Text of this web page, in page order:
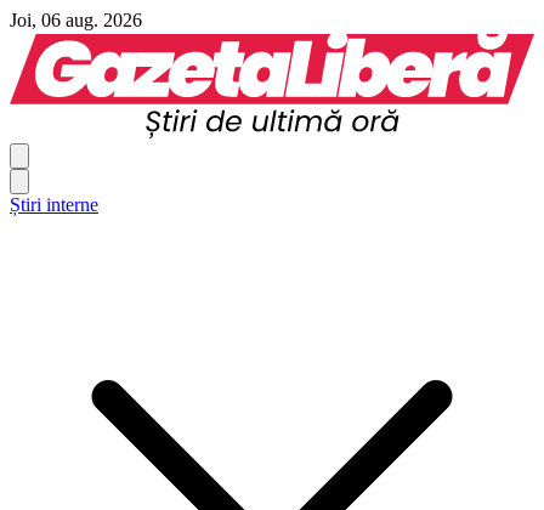
Joi, 06 aug. 2026
Știri interne